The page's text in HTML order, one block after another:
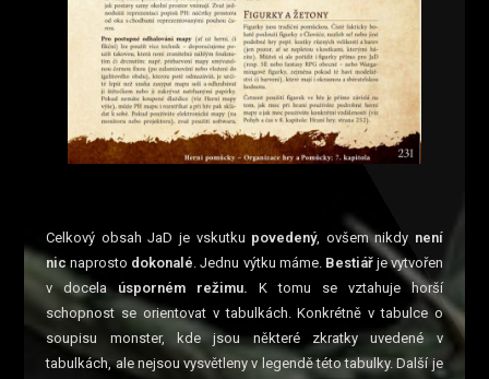
Celkový obsah JaD je vskutku povedený, ovšem nikdy není
nic naprosto dokonalé. Jednu výtku máme. Bestiářje vytvořen
v docela úsporném režimu. K tomu se vztahuje horší
schopnost se orientovat v tabulkách. Konkrétně v tabulce o
soupisu monster, kde jsou některé zkratky uvedené v
tabulkách, ale nejsou vysvětleny v legendě této tabulky. Další je